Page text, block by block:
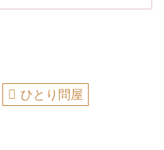
ひとり問屋